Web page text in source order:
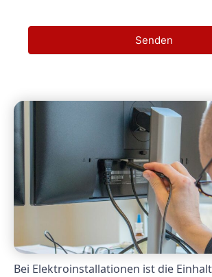
Senden
Bei Elektroinstallationen ist die